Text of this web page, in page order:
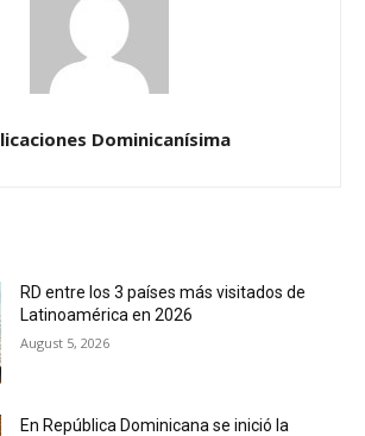
Dominicanísima
RD entre los 3 países más visitados de
Latinoamérica en 2026
August 5, 2026
En República Dominicana se inició la